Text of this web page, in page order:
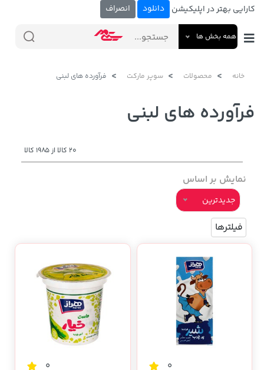
کارایی بهتر در اپلیکیشن دانلود انصراف
همه بخش ها
خانه محصولات سوپر مارکت فرآورده های لبنی
فرآورده های لبنی
20 کالا از 1985 کالا
نمایش بر اساس
جدیدترین
فیلترها
0
0